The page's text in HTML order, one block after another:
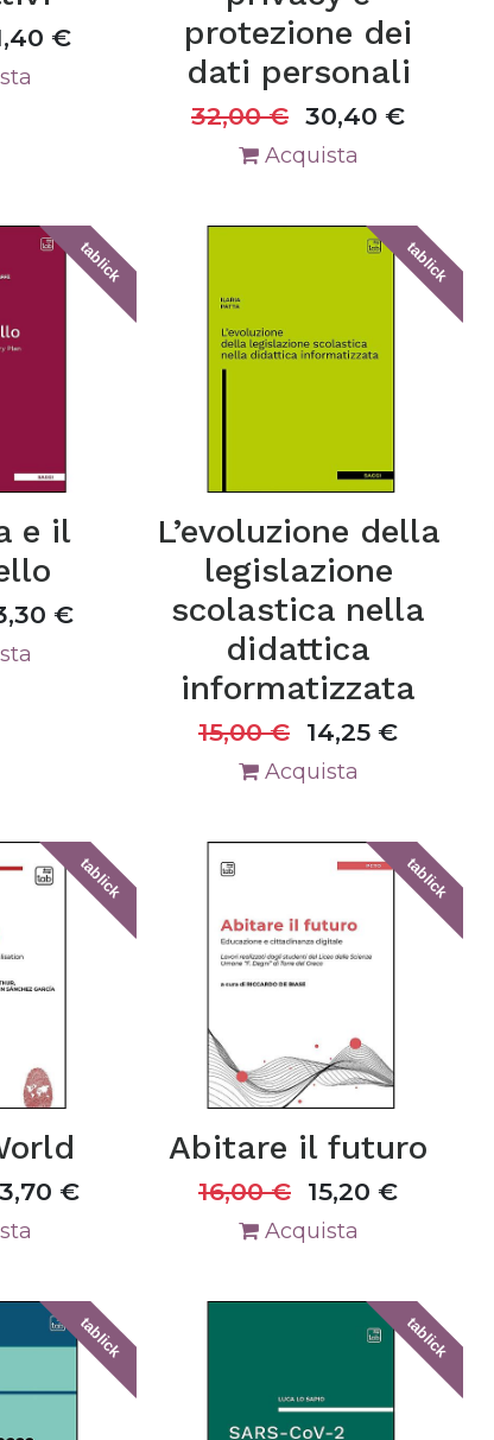
€
protezione dei
dati personali
32,00€ 30,40 €
Acquista
tablick
e il
€
tablick
L’evoluzione della
legislazione
scolastica nella
didattica
informatizzata
15,00€ 14,25 €
Acquista
tablick
€
tablick
Abitare il futuro
16,00€ 15,20 €
Acquista
tablick tablick